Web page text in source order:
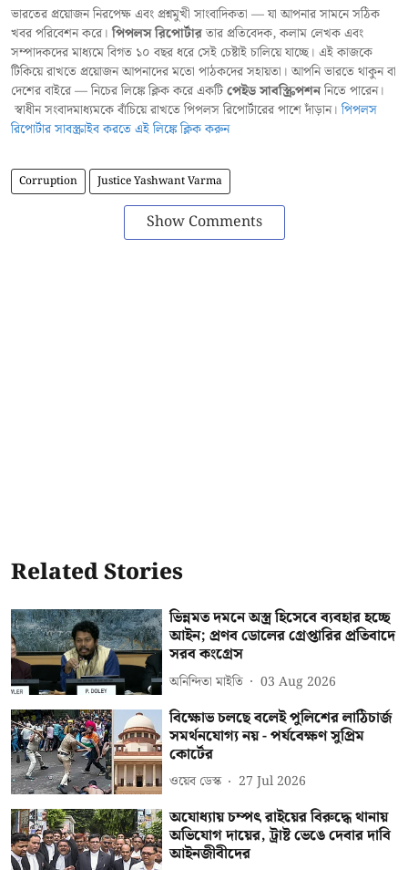
ভারতের প্রয়োজন নিরপেক্ষ এবং প্রশ্নমুখী সাংবাদিকতা — যা আপনার সামনে সঠিক
খবর পরিবেশন করে।পিপলস রিপোর্টারতার প্রতিবেদক, কলাম লেখক এবং
সম্পাদকদের মাধ্যমে বিগত ১০ বছর ধরে সেই চেষ্টাই চালিয়ে যাচ্ছে। এই কাজকে
টিকিয়ে রাখতে প্রয়োজন আপনাদের মতো পাঠকদের সহায়তা। আপনি ভারতে থাকুন বা
দেশের বাইরে — নিচের লিঙ্কে ক্লিক করে একটিপেইড সাবস্ক্রিপশননিতে পারেন।
স্বাধীন সংবাদমাধ্যমকে বাঁচিয়ে রাখতে পিপলস রিপোর্টারের পাশে দাঁড়ান।পিপলস
রিপোর্টার সাবস্ক্রাইব করতে এই লিঙ্কে ক্লিক করুন
Corruption Justice Yashwant Varma
Show Comments
Related Stories
ভিন্নমত দমনে অস্ত্র হিসেবে ব্যবহার হচ্ছে
আইন; প্রণব ডোলের গ্রেপ্তারির প্রতিবাদে
সরব কংগ্রেস
অনিন্দিতা মাইতি 03 Aug 2026
বিক্ষোভ চলছে বলেই পুলিশের লাঠিচার্জ
সমর্থনযোগ্য নয় - পর্যবেক্ষণ সুপ্রিম
কোর্টের
ওয়েব ডেস্ক 27 Jul 2026
অযোধ্যায় চম্পৎ রাইয়ের বিরুদ্ধে থানায়
অভিযোগ দায়ের, ট্রাষ্ট ভেঙে দেবার দাবি
আইনজীবীদের